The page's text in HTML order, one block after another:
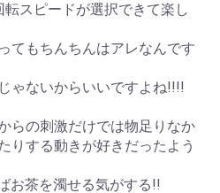
スピードが選択できて楽し
てもちんちんはアレなんです
ゃないからいいですよね!!!!
らの刺激だけでは物足りなか
りする動きが好きだったよう
お茶を濁せる気がする!!